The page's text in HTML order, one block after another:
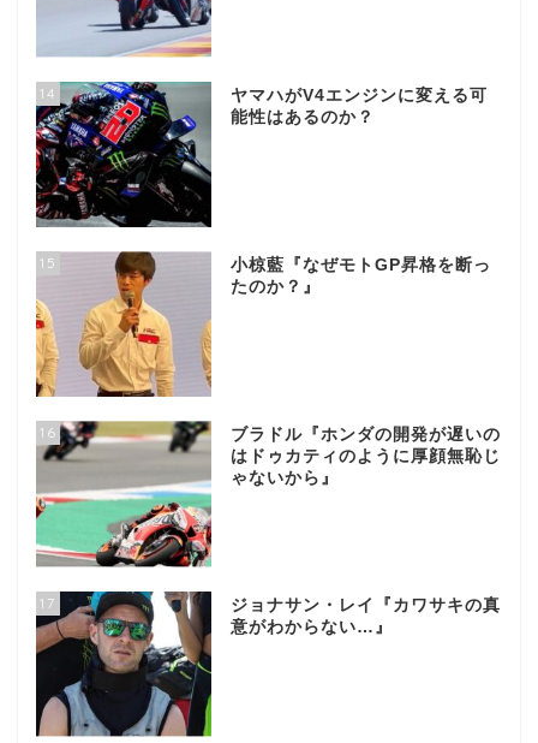
14
ヤマハがV4エンジンに変える可
能性はあるのか？
15
小椋藍『なぜモトGP昇格を断っ
たのか？』
16
ブラドル『ホンダの開発が遅いの
はドゥカティのように厚顔無恥じ
ゃないから』
17
ジョナサン・レイ『カワサキの真
意がわからない…』